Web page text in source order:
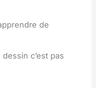
de
c’est pas